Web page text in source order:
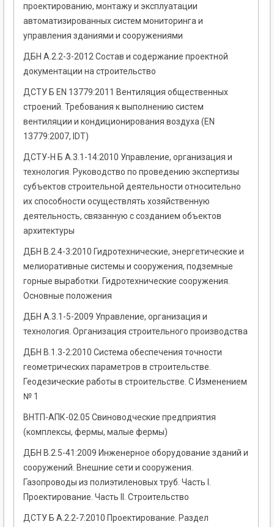
проектированию, монтажу и эксплуатации
автоматизированных систем мониторинга и
управления зданиями и сооружениями
ДБН А.2.2-3-2012 Состав и содержание проектной
документации на строительство
ДСТУ Б EN 13779:2011 Вентиляция общественных
строений. Требования к выполнению систем
вентиляции и кондиционирования воздуха (EN
13779:2007, IDT)
ДСТУ-Н Б А.3.1-14:2010 Управление, организация и
технология. Руководство по проведению экспертизы
субъектов строительной деятельности относительно
их способности осуществлять хозяйственную
деятельность, связанную с созданием объектов
архитектуры
ДБН В.2.4-3:2010 Гидротехнические, энергетические и
мелиоративные системы и сооружения, подземные
горные выработки. Гидротехнические сооружения.
Основные положения
ДБН А.3.1-5-2009 Управление, организация и
технология. Организация строительного производства
ДБН В.1.3-2:2010 Система обеспечения точности
геометрических параметров в строительстве.
Геодезические работы в строительстве. С Изменением
№ 1
ВНТП-АПК-02.05 Свиноводческие предприятия
(комплексы, фермы, малые фермы)
ДБН В.2.5-41:2009 Инженерное оборудование зданий и
сооружений. Внешние сети и сооружения.
Газопроводы из полиэтиленовых труб. Часть І.
Проектирование. Часть ІІ. Строительство
ДСТУ Б А.2.2-7:2010 Проектирование. Раздел